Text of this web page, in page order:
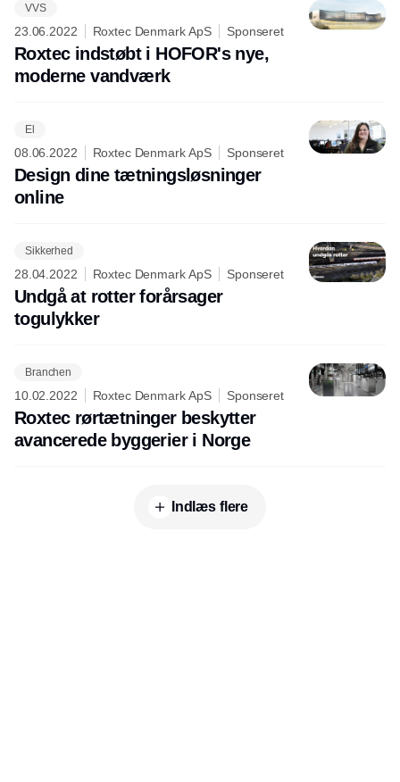
VVS
23.06.2022 Roxtec Denmark ApS Sponseret
Roxtec indstøbt i HOFOR's nye,
moderne vandværk
El
08.06.2022 Roxtec Denmark ApS Sponseret
Design dine tætningsløsninger
online
Sikkerhed
28.04.2022 Roxtec Denmark ApS Sponseret
Undgå at rotter forårsager
togulykker
Branchen
10.02.2022 Roxtec Denmark ApS Sponseret
Roxtec rørtætninger beskytter
avancerede byggerier i Norge
Indlæs flere